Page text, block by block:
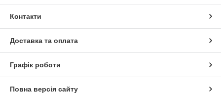
Контакти
Доставка та оплата
Графік роботи
Повна версія сайту